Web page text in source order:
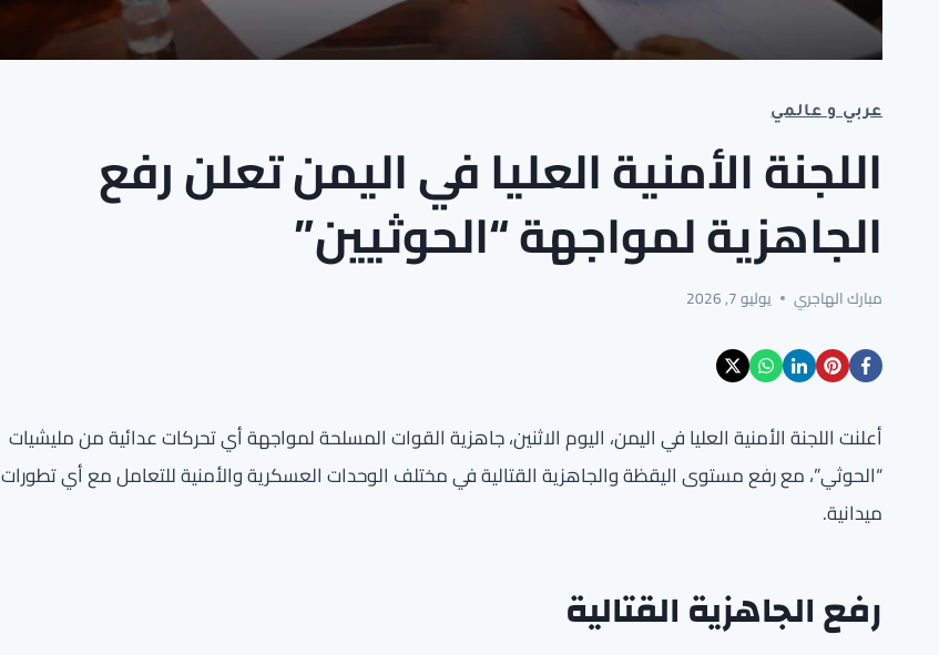
عربي و عالمي
اللجنة الأمنية العليا في اليمن تعلن رفع
الجاهزية لمواجهة “الحوثيين”
مبارك الهاجري يوليو 7, 2026
أعلنت اللجنة الأمنية العليا في اليمن، اليوم الاثنين، جاهزية القوات المسلحة لمواجهة أي تحركات عدائية من مليشيات
“الحوثي”، مع رفع مستوى اليقظة والجاهزية القتالية في مختلف الوحدات العسكرية والأمنية للتعامل مع أي تطورات
ميدانية.
رفع الجاهزية القتالية